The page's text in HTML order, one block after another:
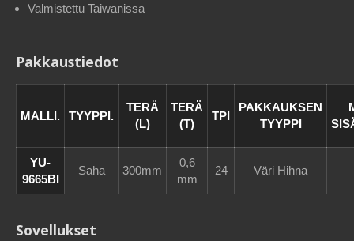
Valmistettu Taiwanissa
Pakkaustiedot
MALLI. TYYPPI.
TERÄ
(L)
TERÄ
(T)
TPI
PAKKAUKSEN
TYYPPI
YU-
9665BI
Saha 300mm
0,6
mm
24 Väri Hihna
Sovellukset